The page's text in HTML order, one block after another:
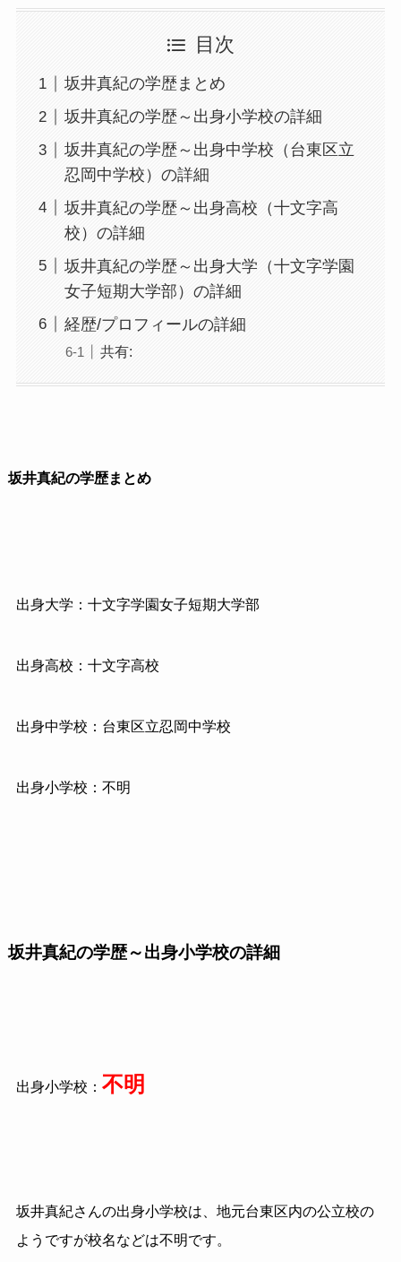
目次
坂井真紀の学歴まとめ
坂井真紀の学歴～出身小学校の詳細
坂井真紀の学歴～出身中学校（台東区立
忍岡中学校）の詳細
坂井真紀の学歴～出身高校（十文字高
校）の詳細
坂井真紀の学歴～出身大学（十文字学園
女子短期大学部）の詳細
経歴/プロフィールの詳細
共有:
坂井真紀の学歴まとめ
出身大学：十文字学園女子短期大学部
出身高校：十文字高校
出身中学校：台東区立忍岡中学校
出身小学校：不明
坂井真紀の学歴～出身小学校の詳細
出身小学校： 不明
坂井真紀さんの出身小学校は、地元台東区内の公立校の
ようですが校名などは不明です。